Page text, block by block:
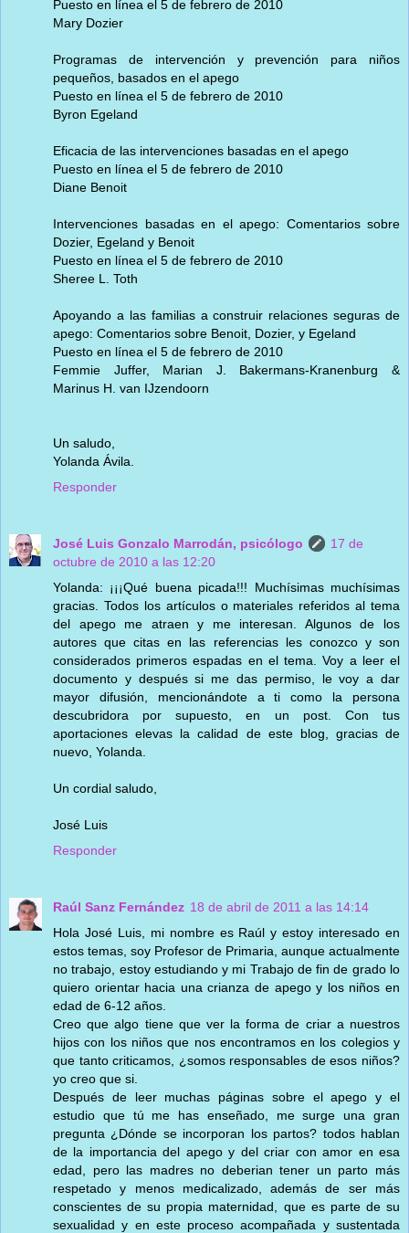
Puesto en línea el 5 de febrero de 2010
Mary Dozier
Programas de intervención y prevención para niños
pequeños, basados en el apego
Puesto en línea el 5 de febrero de 2010
Byron Egeland
Eficacia de las intervenciones basadas en el apego
Puesto en línea el 5 de febrero de 2010
Diane Benoit
Intervenciones basadas en el apego: Comentarios sobre
Dozier, Egeland y Benoit
Puesto en línea el 5 de febrero de 2010
Sheree L. Toth
Apoyando a las familias a construir relaciones seguras de
apego: Comentarios sobre Benoit, Dozier, y Egeland
Puesto en línea el 5 de febrero de 2010
Femmie Juffer, Marian J. Bakermans-Kranenburg &
Marinus H. van IJzendoorn
Un saludo,
Yolanda Ávila.
Responder
José Luis Gonzalo Marrodán, psicólogo
17 de
octubre de 2010 a las 12:20
Yolanda: ¡¡¡Qué buena picada!!! Muchísimas muchísimas
gracias. Todos los artículos o materiales referidos al tema
del apego me atraen y me interesan. Algunos de los
autores que citas en las referencias les conozco y son
considerados primeros espadas en el tema. Voy a leer el
documento y después si me das permiso, le voy a dar
mayor difusión, mencionándote a ti como la persona
descubridora por supuesto, en un post. Con tus
aportaciones elevas la calidad de este blog, gracias de
nuevo, Yolanda.
Un cordial saludo,
José Luis
Responder
Raúl Sanz Fernández 18 de abril de 2011 a las 14:14
Hola José Luis, mi nombre es Raúl y estoy interesado en
estos temas, soy Profesor de Primaria, aunque actualmente
no trabajo, estoy estudiando y mi Trabajo de fin de grado lo
quiero orientar hacia una crianza de apego y los niños en
edad de 6-12 años.
Creo que algo tiene que ver la forma de criar a nuestros
hijos con los niños que nos encontramos en los colegios y
que tanto criticamos, ¿somos responsables de esos niños?
yo creo que si.
Después de leer muchas páginas sobre el apego y el
estudio que tú me has enseñado, me surge una gran
pregunta ¿Dónde se incorporan los partos? todos hablan
de la importancia del apego y del criar con amor en esa
edad, pero las madres no deberian tener un parto más
respetado y menos medicalizado, además de ser más
conscientes de su propia maternidad, que es parte de su
sexualidad y en este proceso acompañada y sustentada